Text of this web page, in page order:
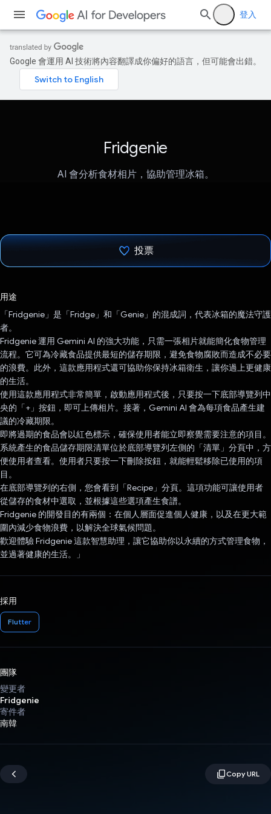
登入
Google 會運用 AI 技術將內容翻譯成你偏好的語言，但可能會出錯。
Fridgenie
AI 會分析食材相片，協助管理冰箱。
投票
用途
「Fridgenie」是「Fridge」和「Genie」的混成詞，代表冰箱的魔法守護
者。
Fridgenie 運用 Gemini AI 的強大功能，只需一張相片就能簡化食物管理
流程。它可為冷藏食品提供最短的儲存期限，避免食物腐敗而造成不必要
的浪費。此外，這款應用程式還可協助你保持冰箱衛生，讓你過上更健康
的生活。
使用這款應用程式非常簡單，啟動應用程式後，只要按一下底部導覽列中
央的「+」按鈕，即可上傳相片。接著，Gemini AI 會為每項食品產生建
議的冷藏期限。
即將過期的食品會以紅色標示，確保使用者能立即察覺需要注意的項目。
系統產生的食品儲存期限清單位於底部導覽列左側的「清單」分頁中，方
便使用者查看。使用者只要按一下刪除按鈕，就能輕鬆移除已使用的項
目。
在底部導覽列的右側，您會看到「Recipe」分頁。這項功能可讓使用者
從儲存的食材中選取，並根據這些選項產生食譜。
Fridgenie 的開發目的有兩個：在個人層面促進個人健康，以及在更大範
圍內減少食物浪費，以解決全球氣候問題。
歡迎體驗 Fridgenie 這款智慧助理，讓它協助你以永續的方式管理食物，
並過著健康的生活。」
採用
Flutter
團隊
變更者
Fridgenie
寄件者
南韓